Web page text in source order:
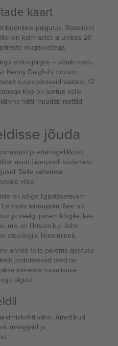
kaart
paigutus. Staadionil
on kolm astet ja umbes 20
mugavustega.
ehitusjärgus – võtab vastu
Kenny Dalglishi tribüün
suurepäraseid vaateid. 12
Kop on tuntud selle
hääl muudab matšid
jõuda
ja ettenägelikkust,
asub Liverpooli südamest
Selle vahemaa
viise.
on kõige ligipääsetavam
lennujaam. See on
ja veelgi parem kõigile, kes
mis on lihtsam kui John
otselingile linna minek.
annab teile parema ajastuse
ümbritsevad teed on
inimeste turvalisuse
algust.
vähe. Ametlikud
mängijaid ja